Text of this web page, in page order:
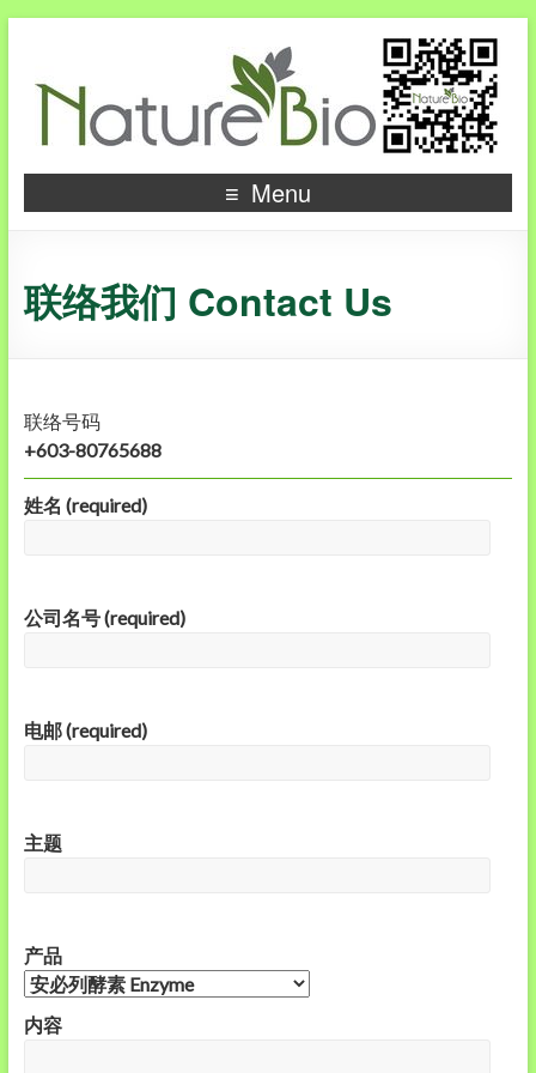
Menu
联络我们 Contact Us
联络号码
+603-80765688
姓名 (required)
公司名号 (required)
电邮 (required)
主题
产品
内容